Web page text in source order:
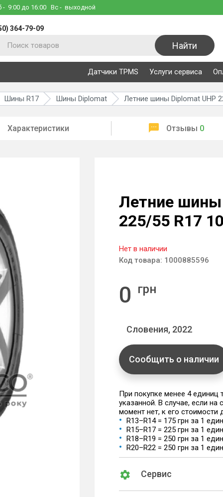
- 9:00 до 16:00 Вс - выходной
364-79-09
Найти
Датчики TPMS Услуги сервиса
Шины R17 Шины Diplomat Летние шины Diplomat UHP
Характеристики Отзывы 0
Летние шины
225/55 R17
Нет в наличии
Код товара: 1000885596
0 грн
Словения, 2022
Сообщить о наличии
При покупке менее 4
указанной. В случае, если
момент нет, к его стоимости
R13–R14 = 175 грн за 1
R15–R17 = 225 грн за 1
R18–R19 = 250 грн за 1
R20–R22 = 250 грн за 1
Сервис